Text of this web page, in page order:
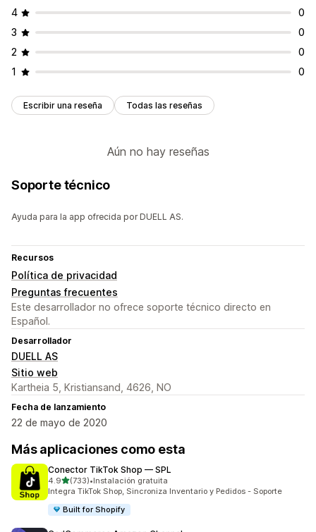
4
0
3
0
2
0
1
0
Escribir una reseña Todas las reseñas
Aún no hay reseñas
Soporte técnico
Ayuda para la app ofrecida por DUELL AS.
Recursos
Política de privacidad
Preguntas frecuentes
Este desarrollador no ofrece soporte técnico directo en
Español.
Desarrollador
DUELL AS
Sitio web
Kartheia 5, Kristiansand, 4626, NO
Fecha de lanzamiento
22 de mayo de 2020
Más aplicaciones como esta
Conector TikTok Shop — SPL
4.9de 5 estrellas
(733)
733 reseñas en total
•Instalación gratuita
Integra TikTok Shop, Sincroniza Inventario y Pedidos - Soporte
Built for Shopify